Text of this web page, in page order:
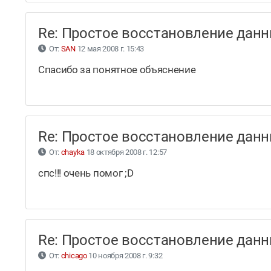
Re: Простое восстановление
От: SAN12 мая 2008 г. 15:43
Спасибо за понятное объяснение
Re: Простое восстановление
От: chayka18 октября 2008 г. 12:57
спс!!! очень помог ;D
Re: Простое восстановление
От: chicago10 ноября 2008 г. 9:32